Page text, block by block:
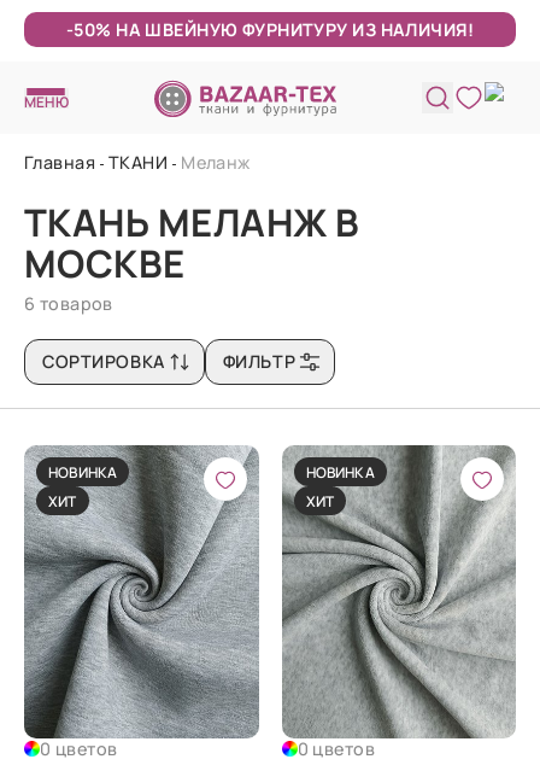
-50% НА ШВЕЙНУЮ ФУРНИТУРУ ИЗ НАЛИЧИЯ!
МЕНЮ
Главная ТКАНИ Меланж
ТКАНЬ МЕЛАНЖ В
МОСКВЕ
6 товаров
СОРТИРОВКА ФИЛЬТР
НОВИНКА
ХИТ
0 цветов
НОВИНКА
ХИТ
0 цветов